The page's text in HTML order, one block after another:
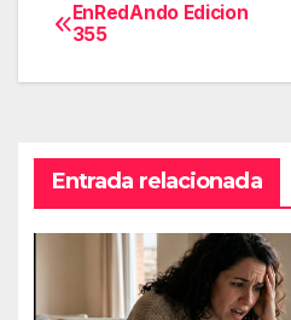
Navegación
de
EnRedAndo Edicion
355
Entrada relacionada